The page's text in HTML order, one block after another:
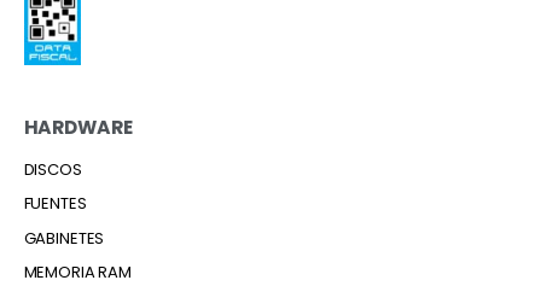
HARDWARE
DISCOS
FUENTES
GABINETES
MEMORIA RAM